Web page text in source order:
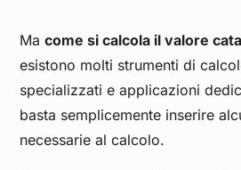
Macome si calcola il valore
esistono molti strumenti di
specializzati e applicazioni
basta semplicemente inserire
necessarie al calcolo.